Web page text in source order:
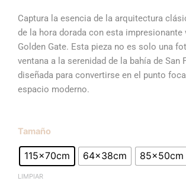
hasta
$151.47
Captura la esencia de la arquitectura
de la hora dorada con esta impresionante
Golden Gate. Esta pieza no es solo una
ventana a la serenidad de la bahía de San
diseñada para convertirse en el punto
espacio moderno.
Tamaño
115x70cm 64x38cm 85x50cm
LIMPIAR
Horizonte
Carmesi
cantidad